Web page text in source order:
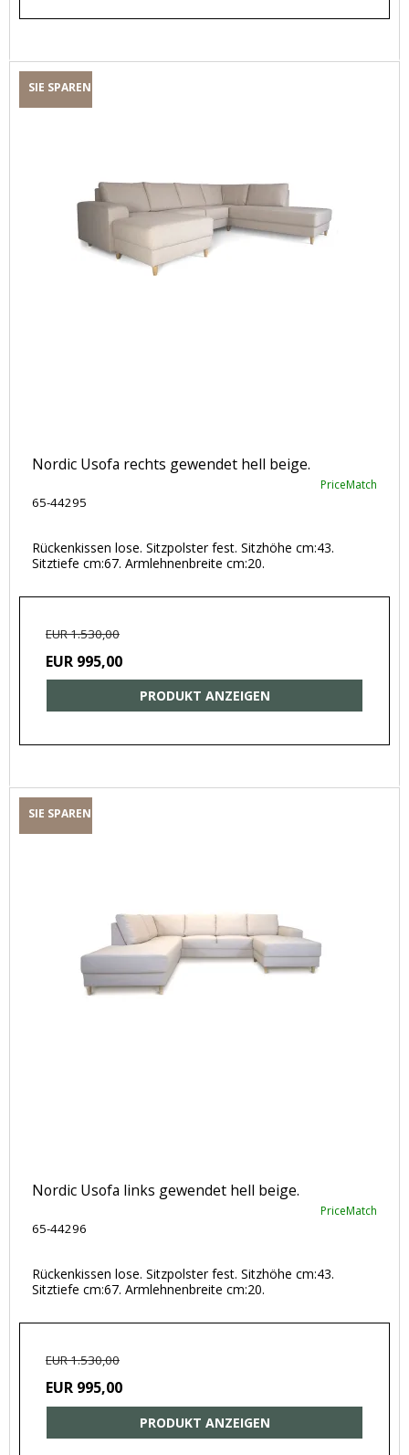
SIE SPAREN
Nordic Usofa rechts gewendet hell beige.
PriceMatch
65-44295
Rückenkissen lose. Sitzpolster fest. Sitzhöhe cm:43.
Sitztiefe cm:67. Armlehnenbreite cm:20.
EUR 1.530,00
EUR 995,00
PRODUKT ANZEIGEN
SIE SPAREN
Nordic Usofa links gewendet hell beige.
PriceMatch
65-44296
Rückenkissen lose. Sitzpolster fest. Sitzhöhe cm:43.
Sitztiefe cm:67. Armlehnenbreite cm:20.
EUR 1.530,00
EUR 995,00
PRODUKT ANZEIGEN